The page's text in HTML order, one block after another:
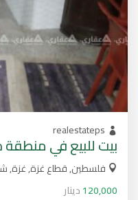
realestateps
بيت للبيع في منطقة
فلسطين, قطاع غزة, غزة,
120,000دينار